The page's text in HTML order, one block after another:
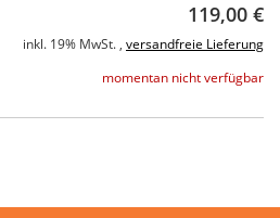
119,00 €
inkl. 19% MwSt. , versandfreie Lieferung
momentan nicht verfügbar